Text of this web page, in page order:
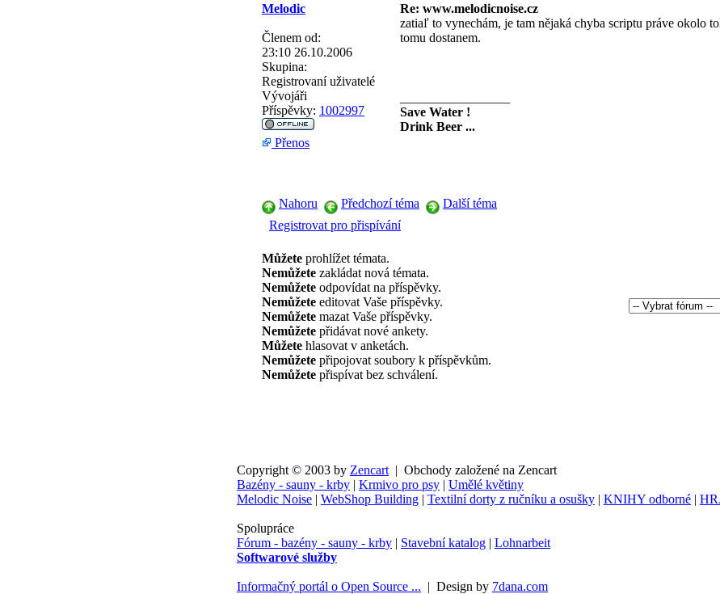
Melodic Re: www.melodicnoise.cz
Členem od:
23:10 26.10.2006
Skupina:
Registrovaní uživatelé
Vývojáři
Příspěvky: 1002997
zatiaľ to vynechám, je tam nějaká chyba scriptu práve okolo
tomu dostanem.
Save Water !
Drink Beer ...
Přenos
Nahoru Předchozí téma Další téma
Registrovat pro přispívání
Můžete prohlížet témata.
Nemůžete zakládat nová témata.
Nemůžete odpovídat na příspěvky.
Nemůžete editovat Vaše příspěvky.
Nemůžete mazat Vaše příspěvky.
Nemůžete přidávat nové ankety.
Můžete hlasovat v anketách.
Nemůžete připojovat soubory k příspěvkům.
Nemůžete přispívat bez schválení.
Copyright © 2003 by Zencart | Obchody založené na Zencart
Bazény - sauny - krby | Krmivo pro psy | Umělé květiny
Melodic Noise | WebShop Building | Textilní dorty z ručníku a osušky | KNIHY odborné |
Spolupráce
Fórum - bazény - sauny - krby | Stavební katalog | Lohnarbeit
Softwarové služby
Informačný portál o Open Source ... | Design by 7dana.com